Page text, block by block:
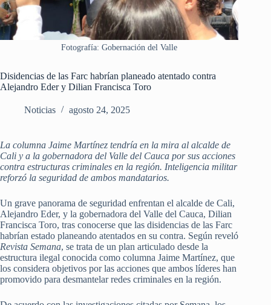
Fotografía: Gobernación del Valle
Disidencias de las Farc habrían planeado atentado contra
Alejandro Eder y Dilian Francisca Toro
Noticias agosto 24, 2025
La columna Jaime Martínez tendría en la mira al alcalde de
Cali y a la gobernadora del Valle del Cauca por sus acciones
contra estructuras criminales en la región. Inteligencia militar
reforzó la seguridad de ambos mandatarios.
Un grave panorama de seguridad enfrentan el alcalde de Cali,
Alejandro Eder, y la gobernadora del Valle del Cauca, Dilian
Francisca Toro, tras conocerse que las disidencias de las Farc
habrían estado planeando atentados en su contra. Según reveló
Revista Semana, se trata de un plan articulado desde la
estructura ilegal conocida como columna Jaime Martínez, que
los considera objetivos por las acciones que ambos líderes han
promovido para desmantelar redes criminales en la región.